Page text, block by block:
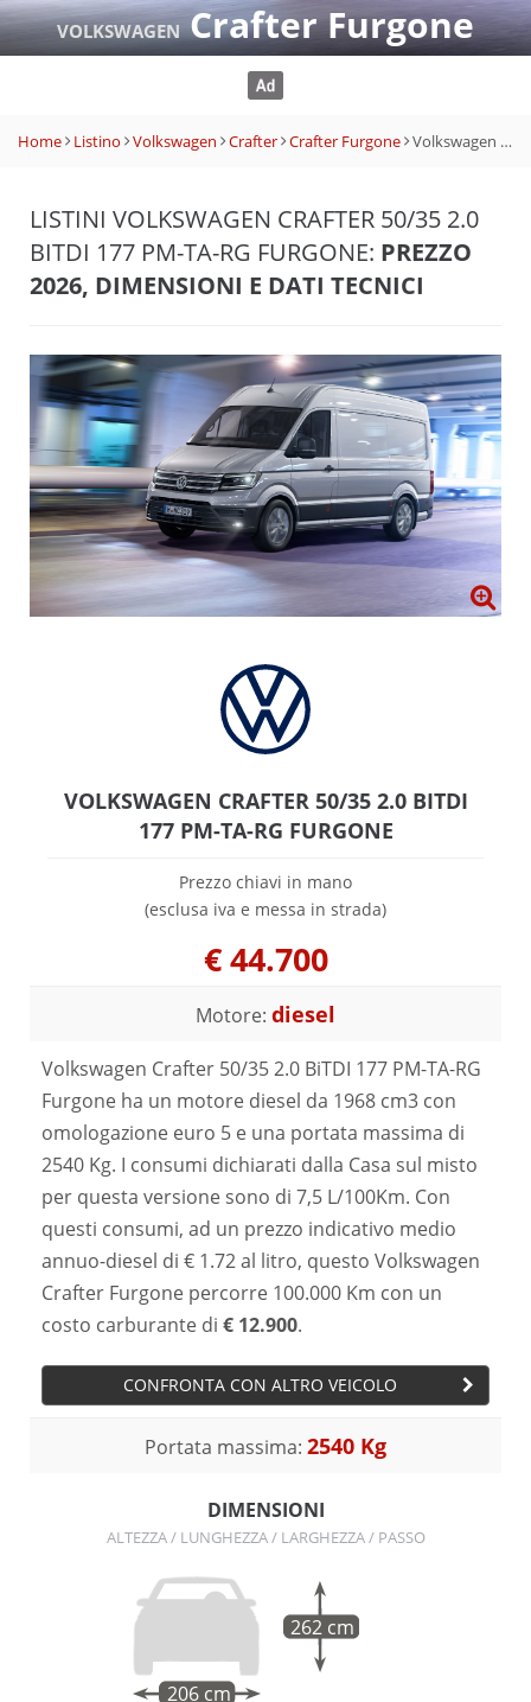
VOLKSWAGENCrafter Furgone
Home Listino Volkswagen Crafter Crafter Furgone Volkswagen Crafter 50/35 2.0 BiTDI 177 PM-TA-RG Furgone
LISTINI VOLKSWAGEN CRAFTER 50/35 2.0
BITDI 177 PM-TA-RG FURGONE: PREZZO
2026, DIMENSIONI E DATI TECNICI
VOLKSWAGEN CRAFTER 50/35 2.0 BITDI
177 PM-TA-RG FURGONE
Prezzo chiavi in mano
(esclusa iva e messa in strada)
€44.700
Motore: diesel
Volkswagen Crafter 50/35 2.0 BiTDI 177 PM-TA-RG
Furgone ha un motore diesel da 1968 cm3 con
omologazione euro 5 e una portata massima di
2540 Kg. I consumi dichiarati dalla Casa sul misto
per questa versione sono di 7,5 L/100Km. Con
questi consumi, ad un prezzo indicativo medio
annuo-diesel di € 1.72 al litro, questo Volkswagen
Crafter Furgone percorre 100.000 Km con un
costo carburante di € 12.900.
CONFRONTA CON ALTRO VEICOLO
Portata massima: 2540 Kg
DIMENSIONI
ALTEZZA / LUNGHEZZA / LARGHEZZA / PASSO
206 cm
262 cm